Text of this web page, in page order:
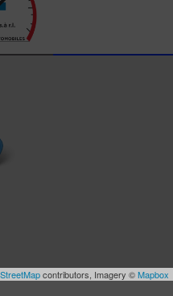
contributors, Imagery ©Mapbox